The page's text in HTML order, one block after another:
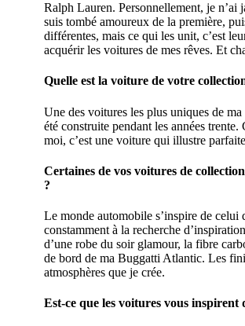
Ralph Lauren. Personnellement, je n’ai
suis tombé amoureux de la première,
différentes, mais ce qui les unit, c’est
acquérir les voitures de mes rêves. Et
Quelle est la voiture de votre
Une des voitures les plus uniques de
été construite pendant les années
moi, c’est une voiture qui illustre
Certaines de vos voitures de
?
Le monde automobile s’inspire de celui
constamment à la recherche
d’une robe du soir glamour, la fibre
de bord de ma Buggatti Atlantic. Les
atmosphères que je crée.
Est-ce que les voitures vous inspirent